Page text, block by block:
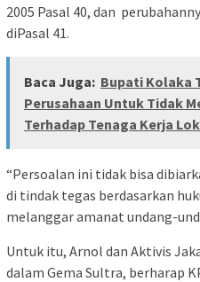
2005 Pasal 40, dan
diPasal 41.
Baca Juga: Bupati Kolaka
Perusahaan Untuk Tidak
Terhadap Tenaga Kerja
“Persoalan ini tidak bisa
di tindak tegas berdasarkan
melanggar amanat undang-
Untuk itu, Arnol dan Aktivis
dalam Gema Sultra, berharap